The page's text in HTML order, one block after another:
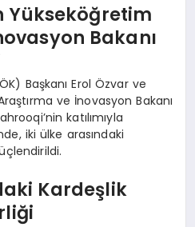
Yükseköğretim
Bakanı
Başkanı Erol Özvar ve
ve İnovasyon Bakanı
katılımıyla
iki ülke arasındaki
Kardeşlik